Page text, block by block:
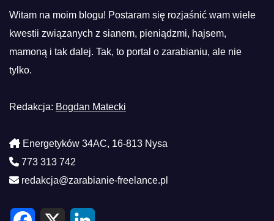
Witam na moim blogu! Postaram się rozjaśnić wam wiele
kwestii związanych z sianem, pieniądzmi, hajsem,
mamoną i tak dalej. Tak, to portal o zarabianiu, ale nie
tylko.
Redakcja: Bogdan Matecki
Energetyków 34AC, 16-813 Nysa
773 313 742
redakcja@zarabianie-freelance.pl
F
X